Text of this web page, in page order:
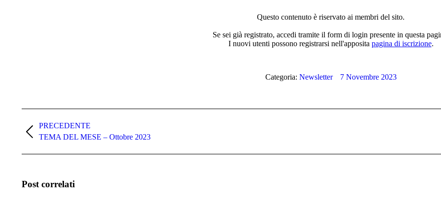
Questo contenuto è riservato ai membri del sito.
Se sei già registrato, accedi tramite il form di login presente in questa
I nuovi utenti possono registrarsi nell'apposita pagina di iscrizione.
Categoria: Newsletter 7 Novembre 2023
tra
post
PRECEDENTE
Post
TEMA DEL MESE – Ottobre 2023
Post correlati